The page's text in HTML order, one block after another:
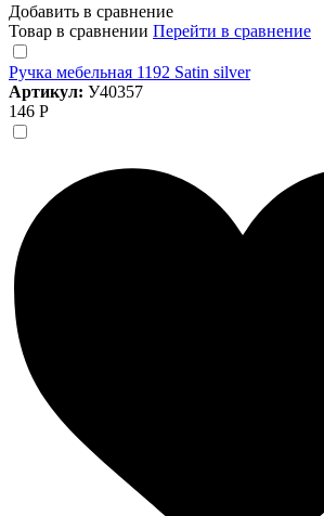
Добавить в сравнение
Товар в сравнении Перейти в сравнение
Ручка мебельная 1192 Satin silver
Артикул: У40357
146 Р